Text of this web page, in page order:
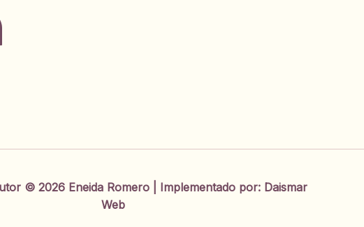
© 2026 Eneida Romero | Implementado por: Daismar
Web